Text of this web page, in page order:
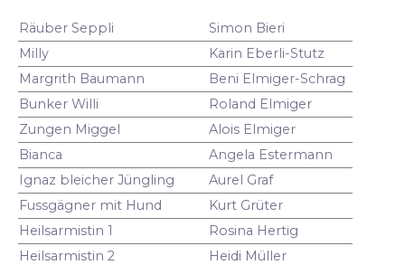
Räuber Seppli
Simon Bieri
Milly
Karin Eberli-Stutz
Margrith Baumann
Beni Elmiger-Schrag
Bunker Willi
Roland Elmiger
Zungen Miggel
Alois Elmiger
Bianca
Angela Estermann
Ignaz bleicher Jüngling
Aurel Graf
Fussgägner mit Hund
Kurt Grüter
Heilsarmistin 1
Rosina Hertig
Heilsarmistin 2
Heidi Müller